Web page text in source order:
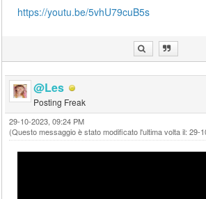
https://youtu.be/5vhU79cuB5s
@Les
Posting Freak
29-10-2023, 09:24 PM
(Questo messaggio è stato modificato l'ultima volta il: 29-